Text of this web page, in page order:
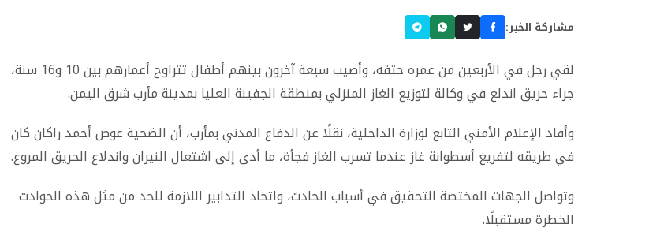
مشاركة الخبر:
لقي رجل في الأربعين من عمره حتفه، وأصيب سبعة آخرون بينهم أطفال تتراوح أعمارهم بين 10 و16 سنة،
جراء حريق اندلع في وكالة لتوزيع الغاز المنزلي بمنطقة الجفينة العليا بمدينة مأرب شرق اليمن.
وأفاد الإعلام الأمني التابع لوزارة الداخلية، نقلًا عن الدفاع المدني بمأرب، أن الضحية عوض أحمد راكان كان
في طريقه لتفريغ أسطوانة غاز عندما تسرب الغاز فجأة، ما أدى إلى اشتعال النيران واندلاع الحريق المروع.
وتواصل الجهات المختصة التحقيق في أسباب الحادث، واتخاذ التدابير اللازمة للحد من مثل هذه الحوادث
الخطرة مستقبلًا.